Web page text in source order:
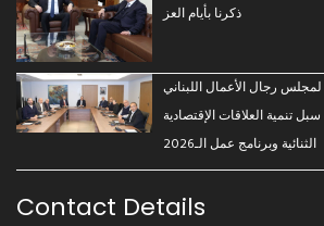
ذكرنا بأيام العز
رجال الأعمال اللبناني
تنمية العلاقات الإقتصادية
الثنائية وبرنامج عمل الـ2026
Contact Details